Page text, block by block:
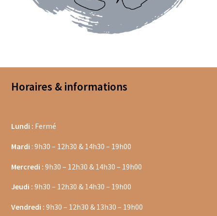
Epices curry
Mélanges d’épices en vrac
Piments
Poivres
Moulins à poivre
Sels
Horaires & informations
Lundi : Fermé
Mardi : 9h30 – 12h30 & 14h30 – 19h00
Mercredi : 9h30 – 12h30 & 14h30 – 19h00
Jeudi : 9h30 – 12h30 & 14h30 – 19h00
Vendredi : 9h30 – 12h30 & 13h30 – 19h00